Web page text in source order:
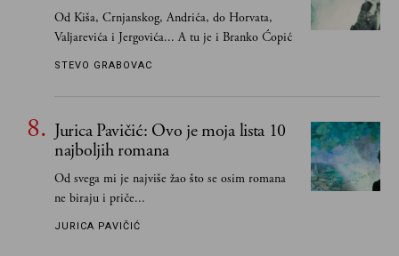
Od Kiša, Crnjanskog, Andrića, do Horvata,
Valjarevića i Jergovića... A tu je i Branko Ćopić
STEVO GRABOVAC
Jurica Pavičić: Ovo je moja lista 10
najboljih romana
Od svega mi je najviše žao što se osim romana
ne biraju i priče...
JURICA PAVIČIĆ